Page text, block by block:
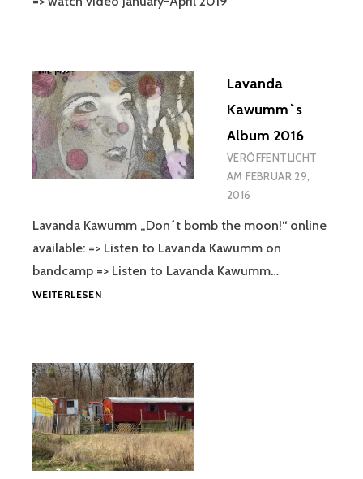
Lavanda
Kawumm`s
Album 2016
VERÖFFENTLICHT
AMFEBRUAR 29,
2016
Lavanda Kawumm „Don´t bomb the moon!“ online
available: => Listen to Lavanda Kawumm on
bandcamp => Listen to Lavanda Kawumm…
WEITERLESENLAVANDA